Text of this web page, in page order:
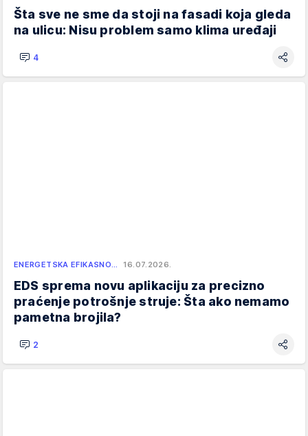
Šta sve ne sme da stoji na fasadi koja gleda
na ulicu: Nisu problem samo klima uređaji
4
ENERGETSKA EFIKASNO… 16.07.2026.
EDS sprema novu aplikaciju za precizno
praćenje potrošnje struje: Šta ako nemamo
pametna brojila?
2